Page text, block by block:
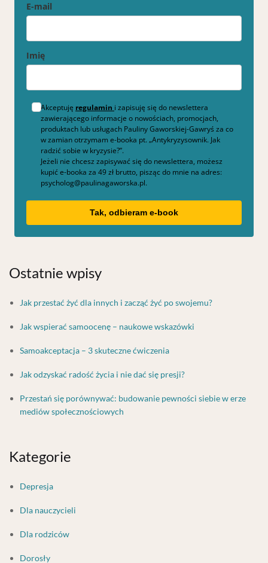
E-mail
Imię
Akceptuję regulamin i zapisuję się do newslettera
zawierającego informacje o nowościach, promocjach,
produktach lub usługach Pauliny Gaworskiej-Gawryś za co
w zamian otrzymam e-booka pt. „Antykryzysownik. Jak
radzić sobie w kryzysie?”.
Jeżeli nie chcesz zapisywać się do newslettera, możesz
kupić e-booka za 49 zł brutto, pisząc do mnie na adres:
psycholog@paulinagaworska.pl.
Tak, odbieram e-book
Ostatnie wpisy
Jak przestać żyć dla innych i zacząć żyć po swojemu?
Jak wspierać samoocenę – naukowe wskazówki
Samoakceptacja – 3 skuteczne ćwiczenia
Jak odzyskać radość życia i nie dać się presji?
Przestań się porównywać: budowanie pewności siebie w erze
mediów społecznościowych
Kategorie
Depresja
Dla nauczycieli
Dla rodziców
Dorosły